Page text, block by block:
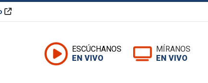
ESCÚCHANOS
EN VIVO
MÍRANOS
EN VIVO